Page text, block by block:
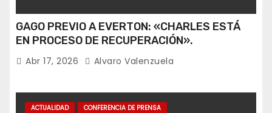
GAGO PREVIO A EVERTON: «CHARLES ESTÁ
EN PROCESO DE RECUPERACIÓN».
Abr 17, 2026 Alvaro Valenzuela
ACTUALIDAD CONFERENCIA DE PRENSA